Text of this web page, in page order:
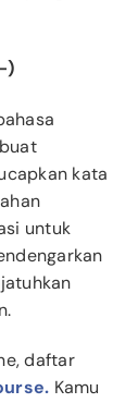
)
kata
untuk
daftar
Kamu